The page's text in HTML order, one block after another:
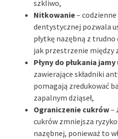
szkliwo,
Nitkowanie–
dentystycznej pozwala
płytkę nazębną z
jak przestrzenie między
Płyny do płukania
zawierające składniki
pomagają zredukować
zapalnym dziąseł,
Ograniczenie cukrów–
cukrów zmniejsza
nazębnej, ponieważ to